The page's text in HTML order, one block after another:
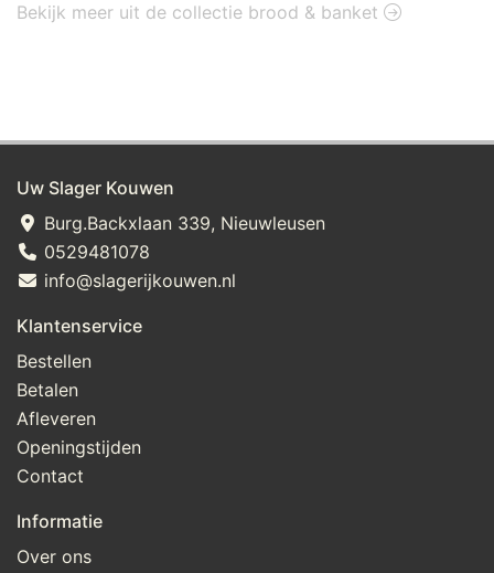
Bekijk meer uit de collectie brood & banket
Uw Slager Kouwen
Burg.Backxlaan 339, Nieuwleusen
0529481078
info@slagerijkouwen.nl
Klantenservice
Bestellen
Betalen
Afleveren
Openingstijden
Contact
Informatie
Over ons